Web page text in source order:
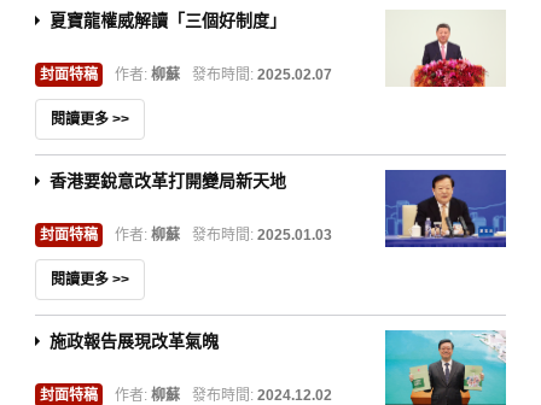
夏寶龍權威解讀「三個好制度」
封面特稿 作者: 柳蘇 發布時間: 2025.02.07
閱讀更多 >>
香港要銳意改革打開變局新天地
封面特稿 作者: 柳蘇 發布時間: 2025.01.03
閱讀更多 >>
施政報告展現改革氣魄
封面特稿 作者: 柳蘇 發布時間: 2024.12.02